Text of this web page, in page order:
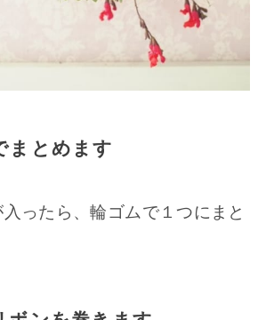
まとめます
ったら、輪ゴムで１つにまと